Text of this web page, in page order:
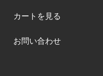
カートを見る
お問い合わせ